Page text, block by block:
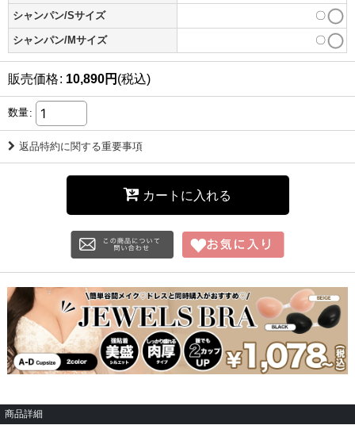
シャンパン/Sサイズ 〇
シャンパン/Mサイズ 〇
販売価格: 10,890円 (税込)
数量:
返品特約に関する重要事項
カートに入れる
商品詳細